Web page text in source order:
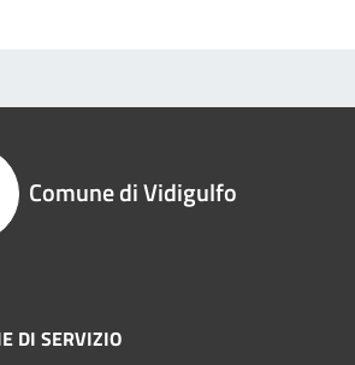
Comune di Vidigulfo
DI SERVIZIO